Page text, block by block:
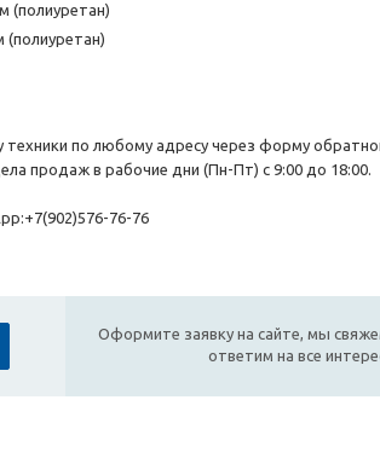
(полиуретан)
(полиуретан)
по любому адресу через форму
продаж в рабочие дни (Пн-Пт) с 9:00 до 18:00.
76-76
Оформите заявку на сайте, мы
ответим на все